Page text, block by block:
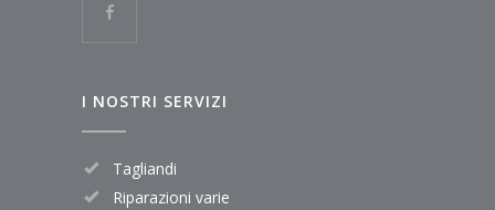
I NOSTRI SERVIZI
Tagliandi
Riparazioni varie